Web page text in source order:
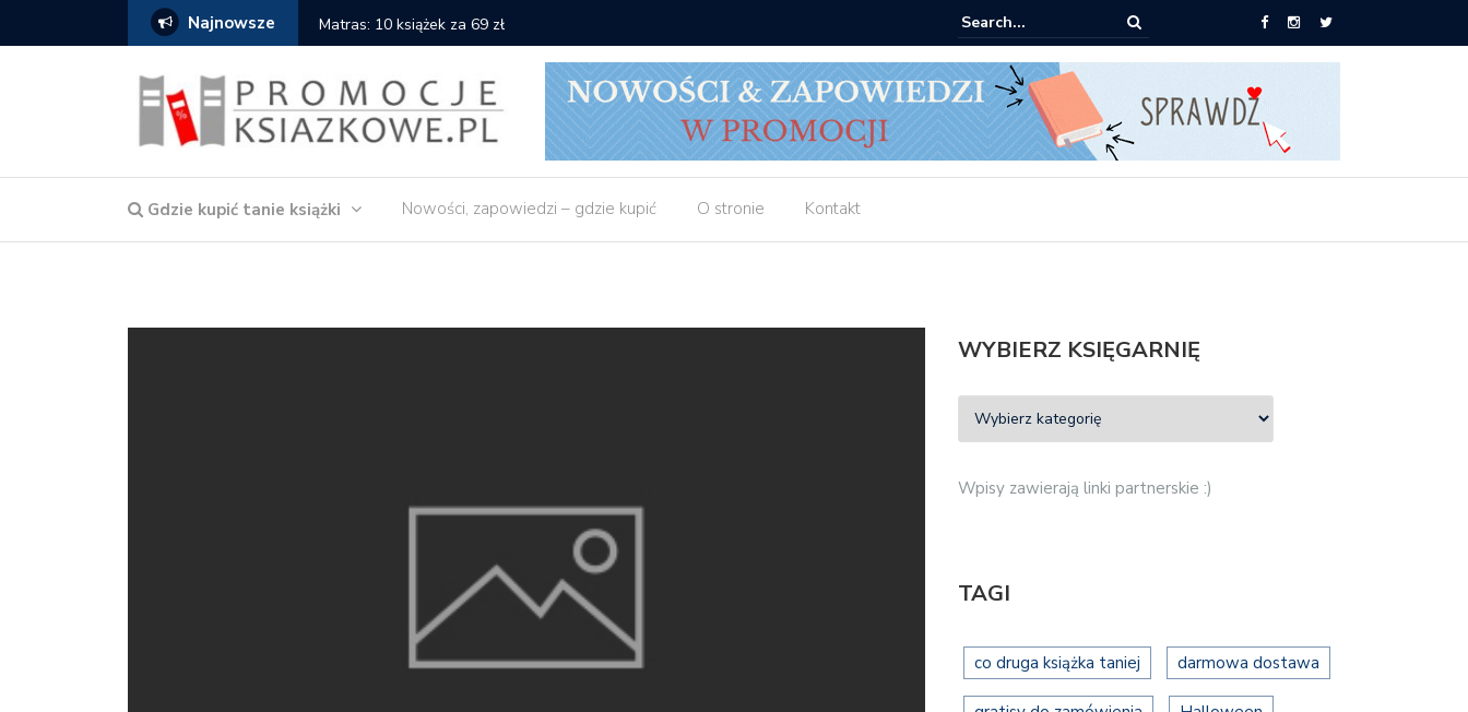
Najnowsze Matras: 10 książek za 69 zł Empik: 2 książki za 30 zł
Gdzie kupić tanie książki Nowości, zapowiedzi – gdzie kupić O stronie Kontakt
WYBIERZ KSIĘGARNIĘ
Wpisy zawierają linki partnerskie :)
TAGI
co druga książka taniej darmowa dostawa